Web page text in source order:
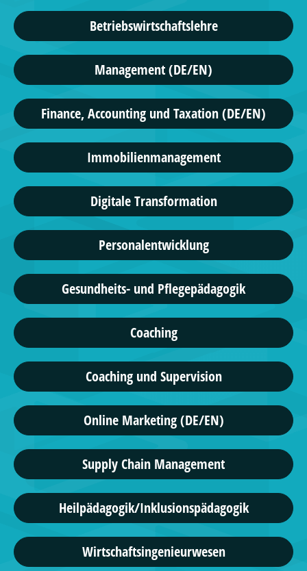
Betriebswirtschaftslehre
Management (DE/EN)
Finance, Accounting und Taxation (DE/EN)
Immobilienmanagement
Digitale Transformation
Personalentwicklung
Gesundheits- und Pflegepädagogik
Coaching
Coaching und Supervision
Online Marketing (DE/EN)
Supply Chain Management
Heilpädagogik/Inklusionspädagogik
Wirtschaftsingenieurwesen